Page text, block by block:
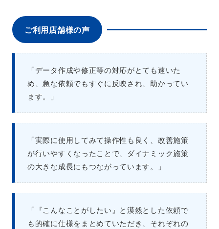
ご利用店舗様の声
「データ作成や修正等の対応がとても速いた
め、急な依頼でもすぐに反映され、助かってい
ます。」
「実際に使用してみて操作性も良く、改善施策
が行いやすくなったことで、ダイナミック施策
の大きな成長にもつながっています。」
「『こんなことがしたい』と漠然とした依頼で
も的確に仕様をまとめていただき、それぞれの